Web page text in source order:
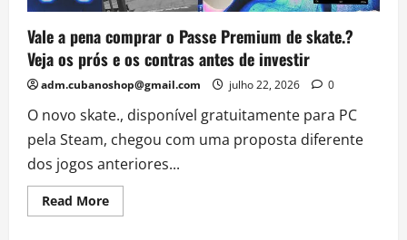
Vale a pena comprar o Passe Premium de skate.?
Veja os prós e os contras antes de investir
adm.cubanoshop@gmail.com julho 22, 2026 0
O novo skate., disponível gratuitamente para PC
pela Steam, chegou com uma proposta diferente
dos jogos anteriores...
Read MoreRead
more